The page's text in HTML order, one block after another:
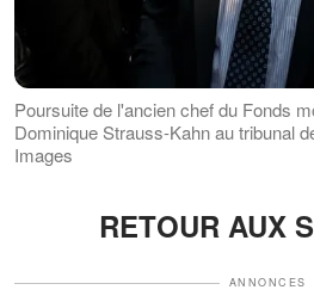
Poursuite de l'ancien chef du Fonds
Dominique Strauss-Kahn au tribunal
Images
RETOUR AUX
ANNONCES